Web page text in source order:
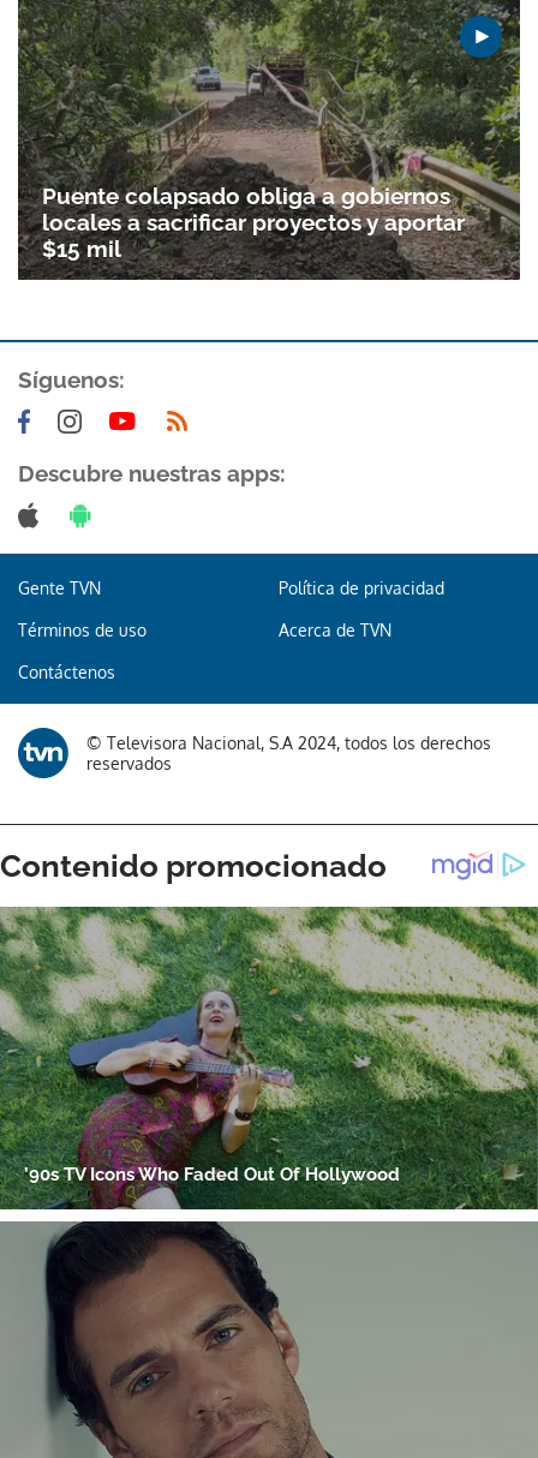
Puente colapsado obliga a gobiernos
locales a sacrificar proyectos y aportar
$15 mil
Síguenos:
Descubre nuestras apps:
Gente TVN Política de privacidad
Términos de uso Acerca de TVN
Contáctenos
© Televisora Nacional, S.A 2024, todos los derechos
reservados